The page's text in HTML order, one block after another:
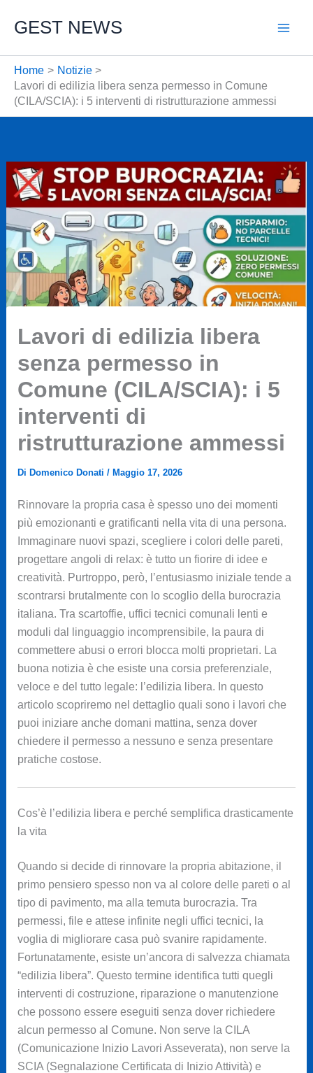
GEST NEWS
Home
Notizie
Lavori di edilizia libera senza permesso in Comune
(CILA/SCIA): i 5 interventi di ristrutturazione ammessi
Lavori di edilizia libera
senza permesso in
Comune (CILA/SCIA): i 5
interventi di
ristrutturazione ammessi
Di Domenico Donati / Maggio 17, 2026
Rinnovare la propria casa è spesso uno dei momenti
più emozionanti e gratificanti nella vita di una persona.
Immaginare nuovi spazi, scegliere i colori delle pareti,
progettare angoli di relax: è tutto un fiorire di idee e
creatività. Purtroppo, però, l’entusiasmo iniziale tende a
scontrarsi brutalmente con lo scoglio della burocrazia
italiana. Tra scartoffie, uffici tecnici comunali lenti e
moduli dal linguaggio incomprensibile, la paura di
commettere abusi o errori blocca molti proprietari. La
buona notizia è che esiste una corsia preferenziale,
veloce e del tutto legale: l’edilizia libera. In questo
articolo scopriremo nel dettaglio quali sono i lavori che
puoi iniziare anche domani mattina, senza dover
chiedere il permesso a nessuno e senza presentare
pratiche costose.
Cos’è l’edilizia libera e perché semplifica drasticamente
la vita
Quando si decide di rinnovare la propria abitazione, il
primo pensiero spesso non va al colore delle pareti o al
tipo di pavimento, ma alla temuta burocrazia. Tra
permessi, file e attese infinite negli uffici tecnici, la
voglia di migliorare casa può svanire rapidamente.
Fortunatamente, esiste un’ancora di salvezza chiamata
“edilizia libera”. Questo termine identifica tutti quegli
interventi di costruzione, riparazione o manutenzione
che possono essere eseguiti senza dover richiedere
alcun permesso al Comune. Non serve la CILA
(Comunicazione Inizio Lavori Asseverata), non serve la
SCIA (Segnalazione Certificata di Inizio Attività) e